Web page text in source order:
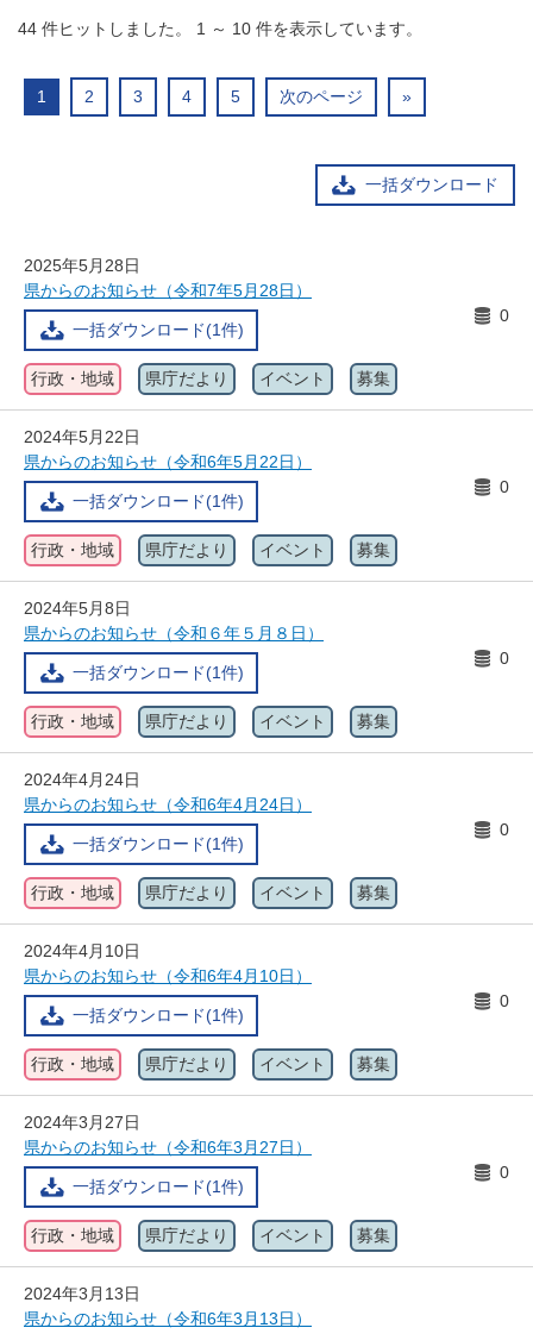
44 件ヒットしました。 1 ～ 10 件を表示しています。
1 2 3 4 5 次のページ »
一括ダウンロード
2025年5月28日
県からのお知らせ（令和7年5月28日）
一括ダウンロード(1件)
0
行政・地域 県庁だより イベント 募集
2024年5月22日
県からのお知らせ（令和6年5月22日）
一括ダウンロード(1件)
0
行政・地域 県庁だより イベント 募集
2024年5月8日
県からのお知らせ（令和６年５月８日）
一括ダウンロード(1件)
0
行政・地域 県庁だより イベント 募集
2024年4月24日
県からのお知らせ（令和6年4月24日）
一括ダウンロード(1件)
0
行政・地域 県庁だより イベント 募集
2024年4月10日
県からのお知らせ（令和6年4月10日）
一括ダウンロード(1件)
0
行政・地域 県庁だより イベント 募集
2024年3月27日
県からのお知らせ（令和6年3月27日）
一括ダウンロード(1件)
0
行政・地域 県庁だより イベント 募集
2024年3月13日
県からのお知らせ（令和6年3月13日）